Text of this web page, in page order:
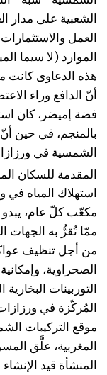
الشعبية على مدار
العمل
الموارد (لا سيما
هذه الدعاوى كانت
أنّ الدافع وراء
فضة إميضر، كان
بالمنجم، في حين
الشمسية في
المقدمة للسكان
مكعّب كلّ عام، يبدو
ممّا تُقرُّ به الجهات
من أجل تنظيف
الصحراوية،
التوربينات
المُركّزة في
موقع التركيبات
المغربية، علَّق
المنشأة قيد